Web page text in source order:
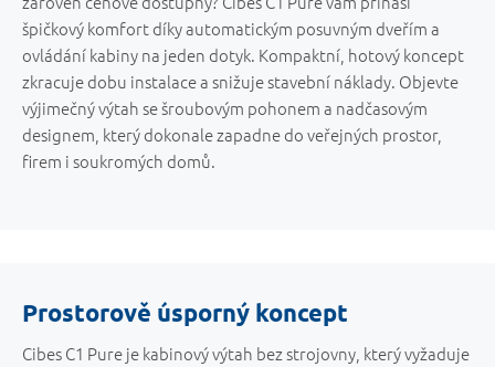
špičkový komfort díky automatickým posuvným dveřím a
ovládání kabiny na jeden dotyk. Kompaktní, hotový koncept
zkracuje dobu instalace a snižuje stavební náklady. Objevte
výjimečný výtah se šroubovým pohonem a nadčasovým
designem, který dokonale zapadne do veřejných prostor,
firem i soukromých domů.
Prostorově úsporný koncept
Cibes C1 Pure je kabinový výtah bez strojovny, který vyžaduje